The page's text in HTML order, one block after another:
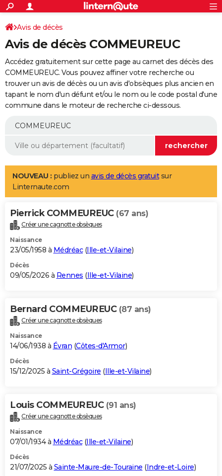
ACTUALITÉS
Politique
Société
Faits Divers
Education
Monde
Villes
+
SPORT
Coupe du monde 2026
Football
Tennis
Cyclisme
Rugby
Forum
Programme TV
TNT
Streaming
Cinéma
Sorties cinéma
Musique
+
FINANCE
Retraite
Epargne
Immobilier
Risques naturels par ville
Assurance
AUTO
Essais
Réserver un essai
Citadines
Berlines
SUV
Forum auto
+
Mobiles
Meilleur smartphone
Internet
Ordinateurs
Jeux vidéo
Guide high-tech
Aménagement intérieur
LIFESTYLE
Art de vivre
Bien-être
Loisirs
Mode
Modes de vie
Alimentation
Guide de la santé
Maladies
Médicaments
Sommeil
VOYAGE
Destinations
City break
Voyage nature
Voyage de noces
Forum
Climat
+PHOTO
GUIDES D'ACHAT
BONS PLANS
Carte de Noël
Carte Bonne année
Carte Saint-Valentin
Carte Pâques
Carte d'anniversaire
DICTIONNAIRE
Dictionnaire
Biographies
Citations
Expressions
Proverbes
PROGRAMME TV
S'inscrire
Se connecter
Lycées
Collèges
Primaires
Universités
Entreprises
Service militaire
Avis de recherche
AVIS DE DÉCÈS
Bricolage
Lifestyle
Culture
Sport
Auto
Television
Voyage
Cinema
Avis de décès
Avis de décès COMMEUREUC
Accédez gratuitement sur cette page au carnet des décès des
COMMEUREUC. Vous pouvez affiner votre recherche ou
trouver un avis de décès ou un avis d'obsèques plus ancien en
tapant le nom d'un défunt et/ou le nom ou le code postal d'une
commune dans le moteur de recherche ci-dessous.
NOUVEAU : publiez un avis de décès gratuitsur
Linternaute.com
Pierrick COMMEUREUC (67 ans)
Créer une cagnotte obsèques
Naissance
23/05/1958 à Médréac(Ille-et-Vilaine)
Décès
09/05/2026 à Rennes (Ille-et-Vilaine)
Bernard COMMEUREUC (87 ans)
Créer une cagnotte obsèques
Naissance
14/06/1938 à Évran (Côtes-d'Armor)
Décès
15/12/2025 à Saint-Grégoire (Ille-et-Vilaine)
Louis COMMEUREUC (91 ans)
Créer une cagnotte obsèques
Naissance
07/01/1934 à Médréac(Ille-et-Vilaine)
Décès
21/07/2025 à Sainte-Maure-de-Touraine (Indre-et-Loire)